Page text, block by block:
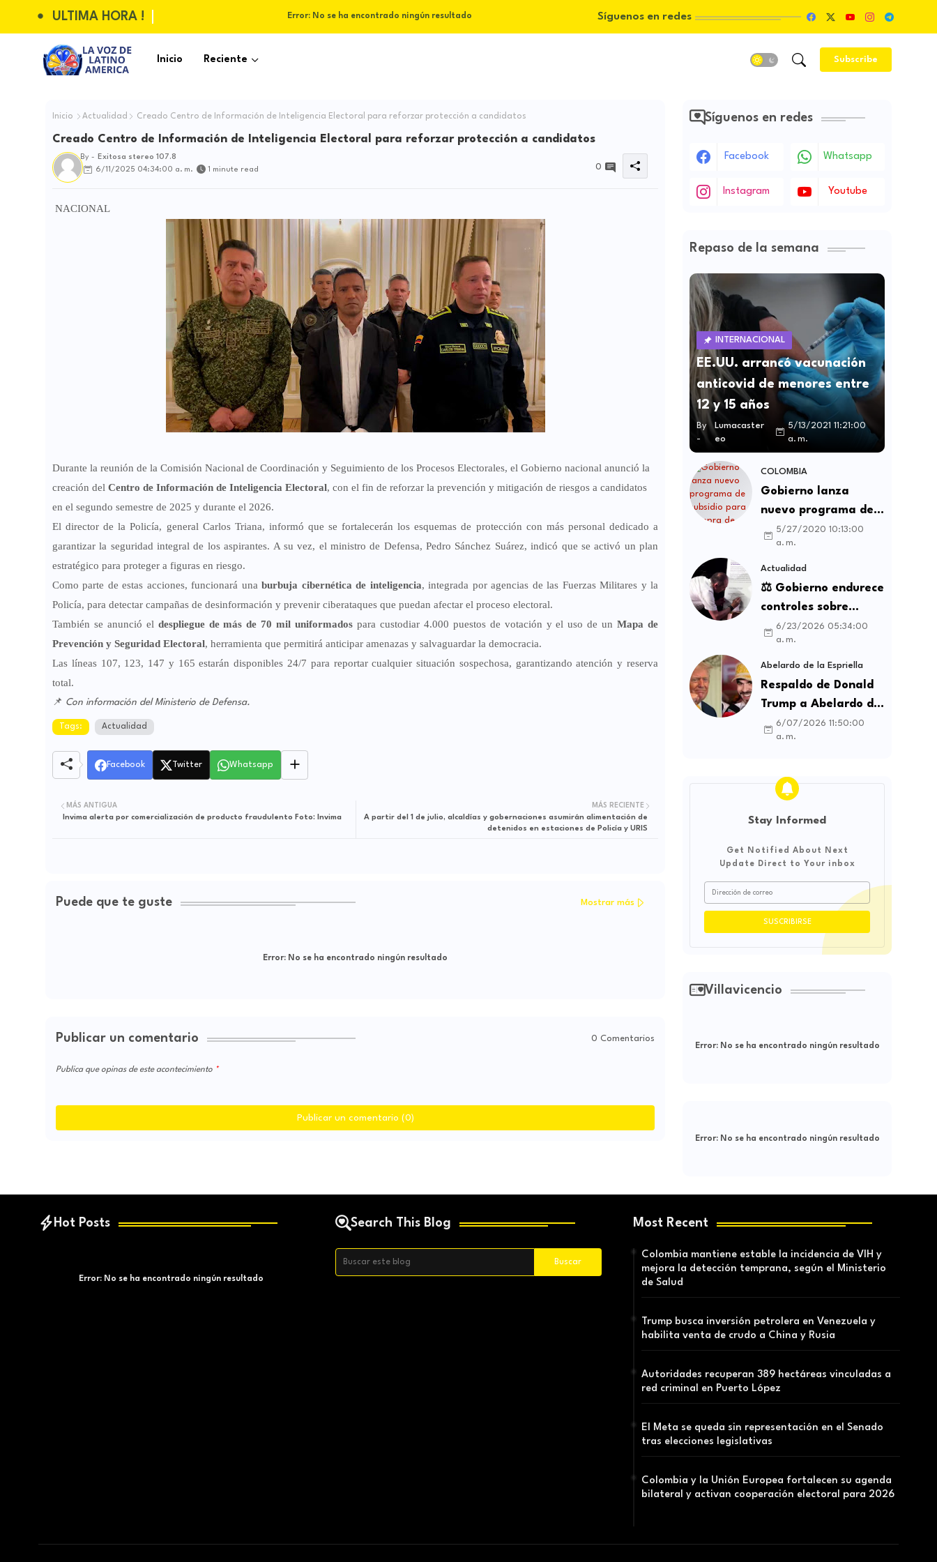
ULTIMA HORA ! Error: No se ha encontrado ningún resultado Síguenos en redes
Inicio Reciente Subscribe
Inicio Actualidad Creado Centro de Información de Inteligencia Electoral para reforzar protección a candidatos
Creado Centro de Información de Inteligencia Electoral para reforzar protección a candidatos
By -
Exitosa stereo 107.8
6/11/2025 04:34:00 a. m.
1 minute read 0
NACIONAL
Durante la reunión de la Comisión Nacional de Coordinación y Seguimiento de los Procesos Electorales, el Gobierno nacional anunció la
creación del Centro de Información de Inteligencia Electoral, con el fin de reforzar la prevención y mitigación de riesgos a candidatos
en el segundo semestre de 2025 y durante el 2026.
El director de la Policía, general Carlos Triana, informó que se fortalecerán los esquemas de protección con más personal dedicado a
garantizar la seguridad integral de los aspirantes. A su vez, el ministro de Defensa, Pedro Sánchez Suárez, indicó que se activó un plan
estratégico para proteger a figuras en riesgo.
Como parte de estas acciones, funcionará unaburbuja cibernética de inteligencia, integrada por agencias de las Fuerzas Militares y la
Policía, para detectar campañas de desinformación y prevenir ciberataques que puedan afectar el proceso electoral.
También se anunció el despliegue de más de 70 mil uniformados para custodiar 4.000 puestos de votación y el uso de unMapa de
Prevención y Seguridad Electoral, herramienta que permitirá anticipar amenazas y salvaguardar la democracia.
Las líneas 107, 123, 147 y 165 estarán disponibles 24/7 para reportar cualquier situación sospechosa, garantizando atención y reserva
total.
📌 Con información del Ministerio de Defensa.
Tags: Actualidad
Facebook Twitter Whatsapp
MÁS RECIENTE
A partir del 1 de julio, alcaldías y gobernaciones asumirán alimentación de
detenidos en estaciones de Policía y URIS
MÁS ANTIGUA
Invima alerta por comercialización de producto fraudulento Foto: Invima
Puede que te guste Mostrar más
Error: No se ha encontrado ningún resultado
Publicar un comentario 0 Comentarios
Publica que opinas de este acontecimiento
Publicar un comentario (0)
Síguenos en redes
Facebook Whatsapp
Instagram Youtube
Repaso de la semana
INTERNACIONAL
EE.UU. arrancó vacunación
anticovid de menores entre
12 y 15 años
By
-
Lumacaster
eo
5/13/2021 11:21:00
a. m.
COLOMBIA
Gobierno lanza
nuevo programa de
subsidio para compra
de vivienda VIS y no
VIS
5/27/2020 10:13:00
a. m.
Actualidad
⚖️ Gobierno endurece
controles sobre
contratos sindicales
y busca frenar la
intermediación
laboral ilegal
6/23/2026 05:34:00
a. m.
Abelardo de la Espriella
Respaldo de Donald
Trump a Abelardo de
la Espriella genera
debate sobre
influencia
internacional
6/07/2026 11:50:00
a. m.
Stay Informed
Get Notified About Next
Update Direct to Your inbox
Villavicencio
Error:No se ha encontrado ningún resultado
Error:No se ha encontrado ningún resultado
Hot Posts
Error: No se ha encontrado ningún resultado
Search This Blog Most Recent
Colombia mantiene estable la incidencia de VIH y
mejora la detección temprana, según el Ministerio
de Salud
Trump busca inversión petrolera en Venezuela y
habilita venta de crudo a China y Rusia
Autoridades recuperan 389 hectáreas vinculadas a
red criminal en Puerto López
El Meta se queda sin representación en el Senado
tras elecciones legislativas
Colombia y la Unión Europea fortalecen su agenda
bilateral y activan cooperación electoral para 2026